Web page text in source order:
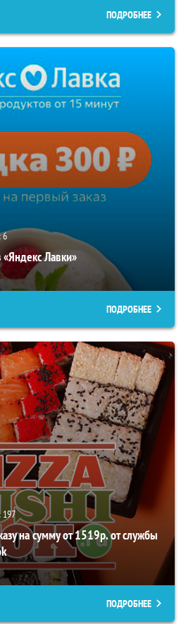
ПОДРОБНЕЕ
6
«Яндекс Лавки»
ПОДРОБНЕЕ
197
на сумму от 1519р. от службы
ПОДРОБНЕЕ